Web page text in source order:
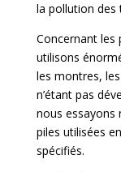
la pollution des
Concernant les
utilisons
les montres,
n’étant pas
nous essayons
piles utilisées
spécifiés.